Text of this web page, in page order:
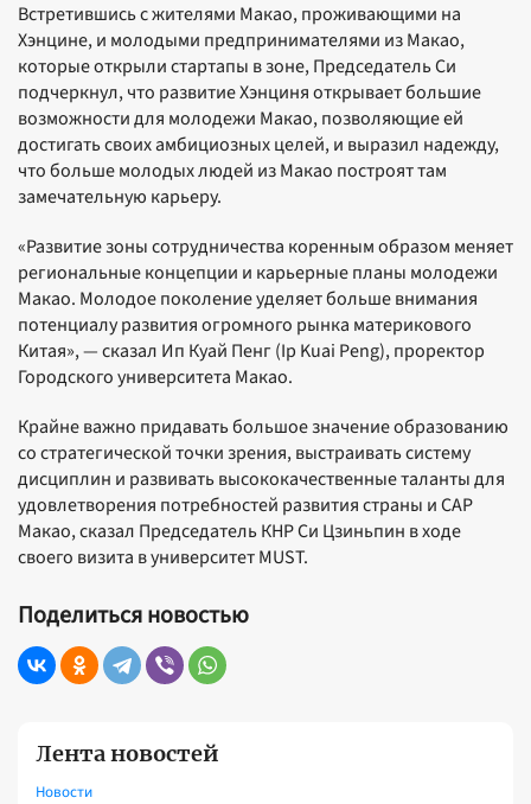
Лента новостей
Новости
Встретившись с жителями Макао, проживающими на
Хэнцине, и молодыми предпринимателями из Макао,
которые открыли стартапы в зоне, Председатель Си
подчеркнул, что развитие Хэнциня открывает большие
возможности для молодежи Макао, позволяющие ей
достигать своих амбициозных целей, и выразил надежду,
что больше молодых людей из Макао построят там
замечательную карьеру.
«Развитие зоны сотрудничества коренным образом меняет
региональные концепции и карьерные планы молодежи
Макао. Молодое поколение уделяет больше внимания
потенциалу развития огромного рынка материкового
Китая», — сказал Ип Куай Пенг (Ip Kuai Peng), проректор
Городского университета Макао.
Крайне важно придавать большое значение образованию
со стратегической точки зрения, выстраивать систему
дисциплин и развивать высококачественные таланты для
удовлетворения потребностей развития страны и САР
Макао, сказал Председатель КНР Си Цзиньпин в ходе
своего визита в университет MUST.
Поделиться новостью